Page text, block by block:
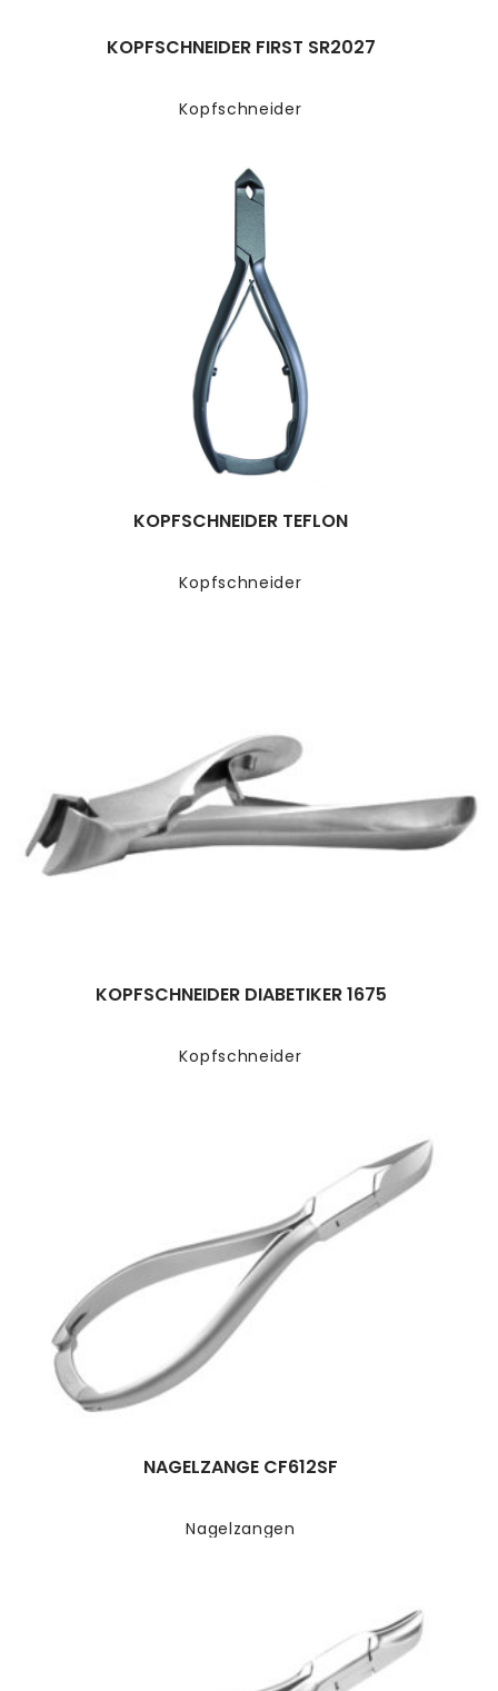
Kopfschneider
KOPFSCHNEIDER FIRST SR2027
Kopfschneider
KOPFSCHNEIDER TEFLON
Kopfschneider
KOPFSCHNEIDER DIABETIKER 1675
Nagelzangen
NAGELZANGE CF612SF